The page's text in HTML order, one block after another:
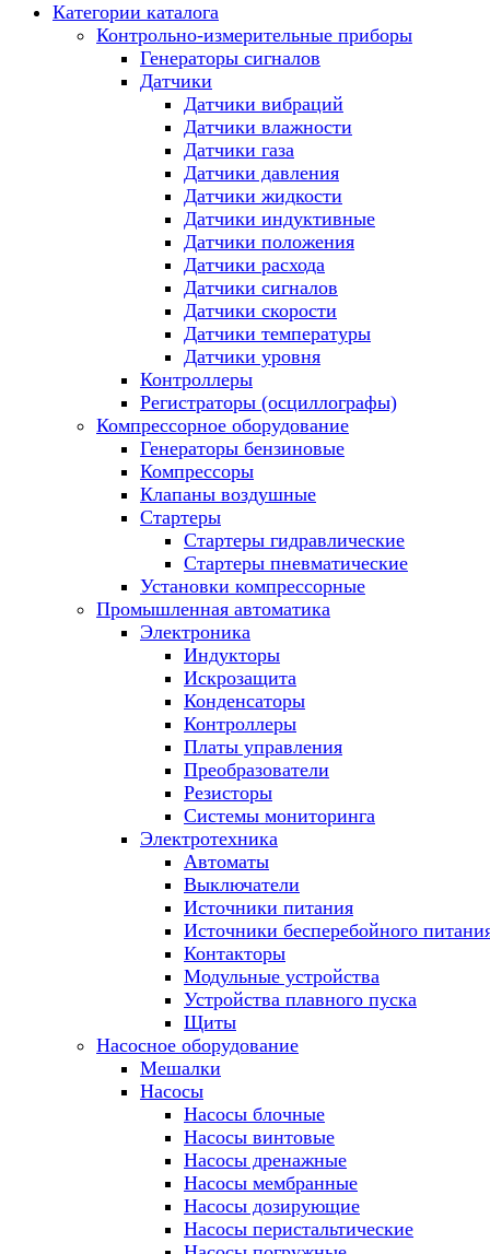
Категории каталога
Контрольно-измерительные приборы
Генераторы сигналов
Датчики
Датчики вибраций
Датчики влажности
Датчики газа
Датчики давления
Датчики жидкости
Датчики индуктивные
Датчики положения
Датчики расхода
Датчики сигналов
Датчики скорости
Датчики температуры
Датчики уровня
Контроллеры
Регистраторы (осциллографы)
Компрессорное оборудование
Генераторы бензиновые
Компрессоры
Клапаны воздушные
Стартеры
Стартеры гидравлические
Стартеры пневматические
Установки компрессорные
Промышленная автоматика
Электроника
Индукторы
Искрозащита
Конденсаторы
Контроллеры
Платы управления
Преобразователи
Резисторы
Системы мониторинга
Электротехника
Автоматы
Выключатели
Источники питания
Источники бесперебойного
Контакторы
Модульные устройства
Устройства плавного пуска
Щиты
Насосное оборудование
Мешалки
Насосы
Насосы блочные
Насосы винтовые
Насосы дренажные
Насосы мембранные
Насосы дозирующие
Насосы перистальтические